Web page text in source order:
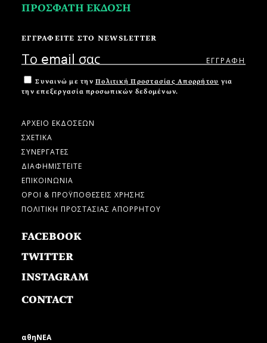
ΠΡΟΣΦΑΤΗ ΕΚΔΟΣΗ
ΕΓΓΡΑΦΕΙΤΕ ΣΤΟ NEWSLETTER
Συναινώ με την Πολιτική Προστασίας Απορρήτου για
την επεξεργασία προσωπικών δεδομένων.
ΑΡΧΕΙΟ ΕΚΔΟΣΕΩΝ
ΣΧΕΤΙΚΑ
ΣΥΝΕΡΓΑΤΕΣ
ΔΙΑΦΗΜΙΣΤΕΙΤΕ
ΕΠΙΚΟΙΝΩΝΙΑ
ΟΡΟΙ & ΠΡΟΫΠΟΘΕΣΕΙΣ ΧΡΗΣΗΣ
ΠΟΛΙΤΙΚΗ ΠΡΟΣΤΑΣΙΑΣ ΑΠΟΡΡΗΤΟΥ
FACEBOOK
TWITTER
INSTAGRAM
CONTACT
αθηΝΕΑ